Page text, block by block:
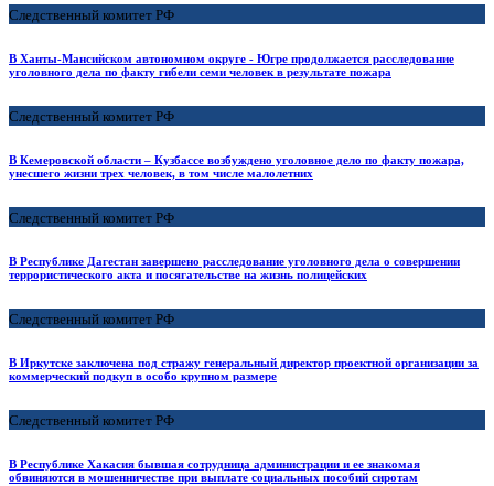
Следственный комитет РФ
В Ханты-Мансийском автономном округе - Югре продолжается расследование
уголовного дела по факту гибели семи человек в результате пожара
Следственный комитет РФ
В Кемеровской области – Кузбассе возбуждено уголовное дело по факту пожара,
унесшего жизни трех человек, в том числе малолетних
Следственный комитет РФ
В Республике Дагестан завершено расследование уголовного дела о совершении
террористического акта и посягательстве на жизнь полицейских
Следственный комитет РФ
В Иркутске заключена под стражу генеральный директор проектной организации за
коммерческий подкуп в особо крупном размере
Следственный комитет РФ
В Республике Хакасия бывшая сотрудница администрации и ее знакомая
обвиняются в мошенничестве при выплате социальных пособий сиротам